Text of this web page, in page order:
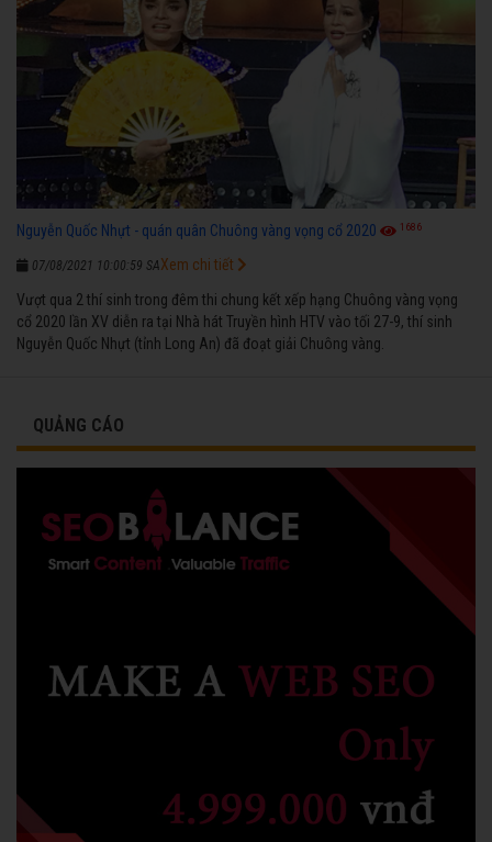
Nguyễn Quốc Nhựt - quán quân Chuông vàng vọng cổ 2020 1686
07/08/2021 10:00:59 SA
Vượt qua 2 thí sinh trong đêm thi chung kết xếp hạng Chuông vàng vọng
cổ 2020 lần XV diễn ra tại Nhà hát Truyền hình HTV vào tối 27-9, thí sinh
Nguyễn Quốc Nhựt (tỉnh Long An) đã đoạt giải Chuông vàng.
Xem chi tiết
QUẢNG CÁO